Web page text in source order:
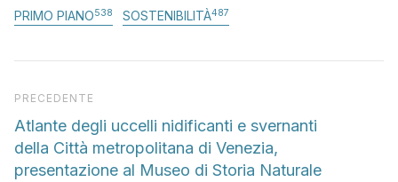
PRIMO PIANO538 SOSTENIBILITÀ487
Articolo precedente
PRECEDENTE
Atlante degli uccelli nidificanti e svernanti
della Città metropolitana di Venezia,
presentazione al Museo di Storia Naturale